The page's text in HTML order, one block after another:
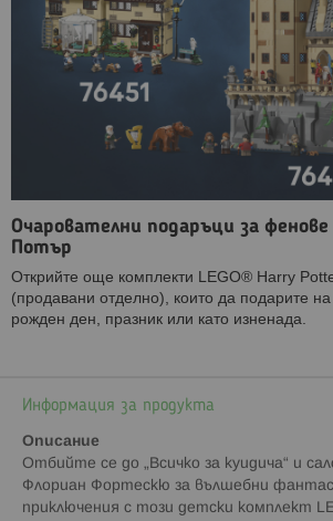
Очарователни подаръци за фенове
Потър
Открийте още комплекти LEGO® Harry
(продавани отделно), които да подарите на
рожден ден, празник или като изненада.
Информация за продукта
Описание
Отбийте се до „Всичко за куидича“ и
Флориан Фортескю за вълшебни
приключения с този детски комплект